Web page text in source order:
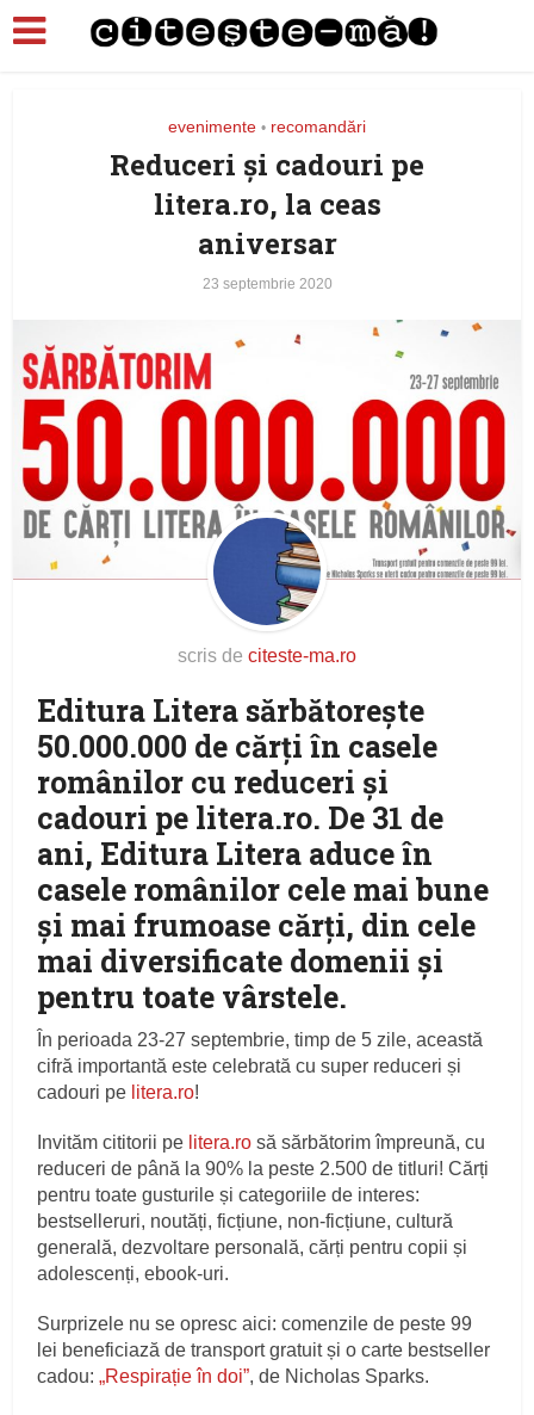
evenimente • recomandări
Reduceri și cadouri pe
litera.ro, la ceas
aniversar
23 septembrie 2020
scris de citeste-ma.ro
Editura Litera sărbătorește
50.000.000 de cărți în casele
românilor cu reduceri și
cadouri pe litera.ro. De 31 de
ani, Editura Litera aduce în
casele românilor cele mai bune
și mai frumoase cărți, din cele
mai diversificate domenii și
pentru toate vârstele.
În perioada 23-27 septembrie, timp de 5 zile, această
cifră importantă este celebrată cu super reduceri și
cadouri pe litera.ro!
Invităm cititorii pe litera.ro să sărbătorim împreună, cu
reduceri de până la 90% la peste 2.500 de titluri! Cărți
pentru toate gusturile și categoriile de interes:
bestselleruri, noutăți, ficțiune, non-ficțiune, cultură
generală, dezvoltare personală, cărți pentru copii și
adolescenți, ebook-uri.
Surprizele nu se opresc aici: comenzile de peste 99
lei beneficiază de transport gratuit și o carte bestseller
cadou:„Respirație în doi”, de Nicholas Sparks.